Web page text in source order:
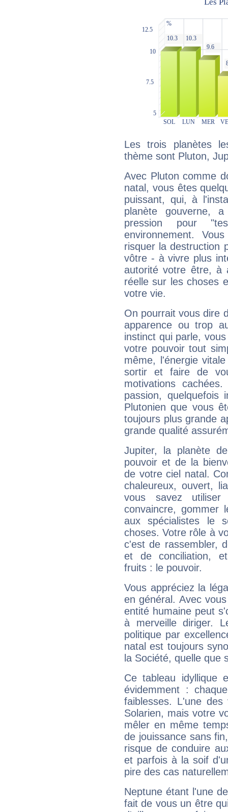
Les trois planètes
thème sont Pluton,
Avec Pluton comme
natal, vous êtes
puissant, qui, à
planète gouverne,
pression pour
environnement.
risquer la destruction
vôtre - à vivre plus
autorité votre être, à
réelle sur les choses
votre vie.
On pourrait vous dire
apparence ou trop
instinct qui parle,
votre pouvoir tout
même, l'énergie
sortir et faire de
motivations
passion, quelquefois
Plutonien que vous
toujours plus grande
grande qualité
Jupiter, la planète
pouvoir et de la
de votre ciel natal.
chaleureux, ouvert,
vous savez
convaincre, gommer
aux spécialistes le
choses. Votre rôle à
c'est de rassembler,
et de conciliation,
fruits : le pouvoir.
Vous appréciez la
en général. Avec
entité humaine peut
à merveille diriger.
politique par
natal est toujours
la Société, quelle que
Ce tableau idyllique
évidemment :
faiblesses. L'une
Solarien, mais votre
mêler en même
de jouissance sans
risque de conduire
et parfois à la soif
pire des cas
Neptune étant l'une
fait de vous un être